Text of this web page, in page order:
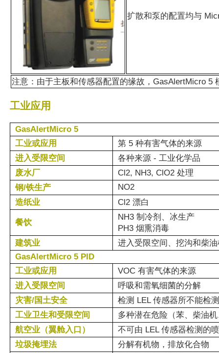
扩散和泵的配置均与
注意：由于主板和传感器配置的缘故，GasAlertMicro
工业应用
GasAlertMicro 5
工业或应用
第 5 种有害气体的来源
进入受限空间
各种来源 - 工业化学品
废水厂
Cl2, NH3, ClO2 处理
钢/铁生产
NO2
造纸业
Cl2 漂白
餐饮
NH3 制冷剂、冰
PH3 烟熏消毒
建筑业
进入受限空间、挖沟和柴
GasAlertMicro 5 PID
工业或应用
VOC 有害气体的来源
进入受限空间
呼吸和需氧细菌的分解
灾害/国土安全
检测 LEL 传感器所不能检
工业卫生和受限空间
多种潜在危险（苯、柴油
航空业（翼舱入口）
不可由 LEL 传感器检测的
垃圾掩埋法
分解有机物，排放化合物